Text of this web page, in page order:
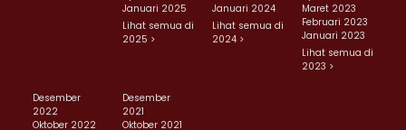
Januari 2025
Lihat semua di
2025 >
Januari 2024
Lihat semua di
2024 >
Maret 2023
Februari 2023
Januari 2023
Lihat semua di
2023 >
Desember
2022
Oktober 2022
Desember
2021
Oktober 2021